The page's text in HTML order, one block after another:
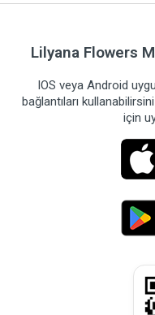
Lilyana Flowers
IOS veya Android
bağlantıları
için